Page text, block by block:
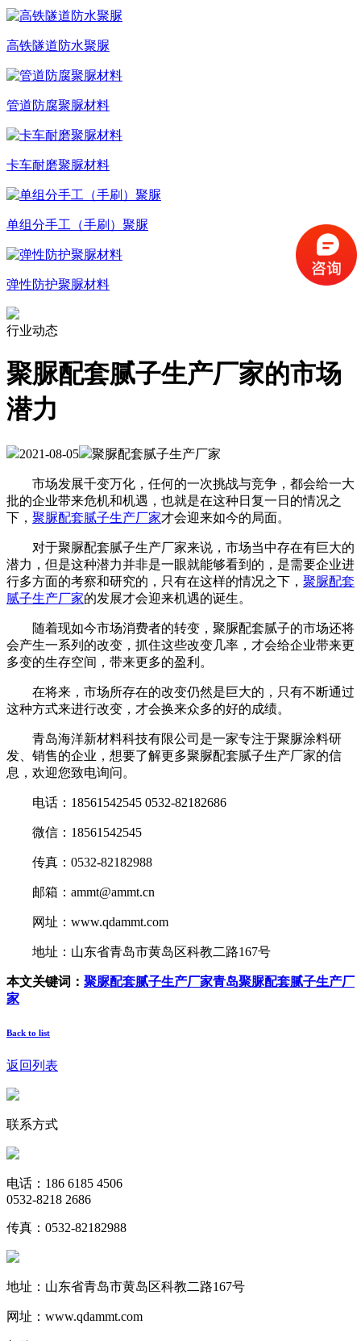
高铁隧道防水聚脲
管道防腐聚脲材料
卡车耐磨聚脲材料
单组分手工（手刷）聚脲
弹性防护聚脲材料
行业动态
聚脲配套腻子生产厂家的市场
潜力
2021-08-05 聚脲配套腻子生产厂家
市场发展千变万化，任何的一次挑战与竞争，都会给一大
批的企业带来危机和机遇，也就是在这种日复一日的情况之
下， 聚脲配套腻子生产厂家才会迎来如今的局面。
对于聚脲配套腻子生产厂家来说，市场当中存在有巨大的
潜力，但是这种潜力并非是一眼就能够看到的，是需要企业进
行多方面的考察和研究的，只有在这样的情况之下， 聚脲配套
腻子生产厂家的发展才会迎来机遇的诞生。
随着现如今市场消费者的转变，聚脲配套腻子的市场还将
会产生一系列的改变，抓住这些改变几率，才会给企业带来更
多变的生存空间，带来更多的盈利。
在将来，市场所存在的改变仍然是巨大的，只有不断通过
这种方式来进行改变，才会换来众多的好的成绩。
青岛海洋新材料科技有限公司是一家专注于聚脲涂料研
发、销售的企业，想要了解更多聚脲配套腻子生产厂家的信
息，欢迎您致电询问。
电话：18561542545 0532-82182686
微信：18561542545
传真：0532-82182988
邮箱：ammt@ammt.cn
网址：www.qdammt.com
地址：山东省青岛市黄岛区科教二路167号
本文关键词： 聚脲配套腻子生产厂家青岛聚脲配套腻子生产厂
家
Back to list
返回列表
联系方式
电话：186 6185 4506
0532-8218 2686
传真：0532-82182988
地址：山东省青岛市黄岛区科教二路167号
网址：www.qdammt.com